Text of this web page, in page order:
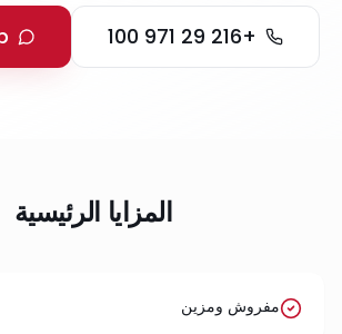
+216 29 971 100
المزايا الرئيسية
مفروش ومزين